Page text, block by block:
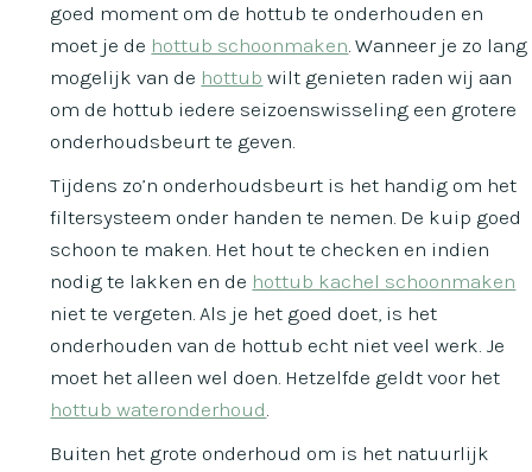
goed moment om de hottub te onderhouden en
moet je de hottub schoonmaken. Wanneer je zo lang
mogelijk van de hottub wilt genieten raden wij aan
om de hottub iedere seizoenswisseling een grotere
onderhoudsbeurt te geven.
Tijdens zo’n onderhoudsbeurt is het handig om het
filtersysteem onder handen te nemen. De kuip goed
schoon te maken. Het hout te checken en indien
nodig te lakken en de hottub kachel schoonmaken
niet te vergeten. Als je het goed doet, is het
onderhouden van de hottub echt niet veel werk. Je
moet het alleen wel doen. Hetzelfde geldt voor het
hottub wateronderhoud.
Buiten het grote onderhoud om is het natuurlijk